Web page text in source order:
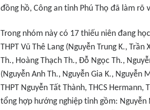
đồng hồ, Công an tỉnh Phú Thọ đã làm
Trong nhóm này có 17 thiếu niên đang
THPT Vũ Thê Lang (Nguyễn Trung K.,
Th., Hoàng Thạch Th., Đỗ Ngọc Th.,
(Nguyễn Anh Th., Nguyễn Gia K.,
THPT Nguyễn Tất Thành, THCS Hermann,
tổng hợp hướng nghiệp tỉnh gồm: Nguyễn